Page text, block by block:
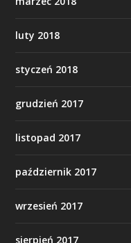
luty 2018
styczeń 2018
grudzień 2017
listopad 2017
październik 2017
wrzesień 2017
sierpień 2017